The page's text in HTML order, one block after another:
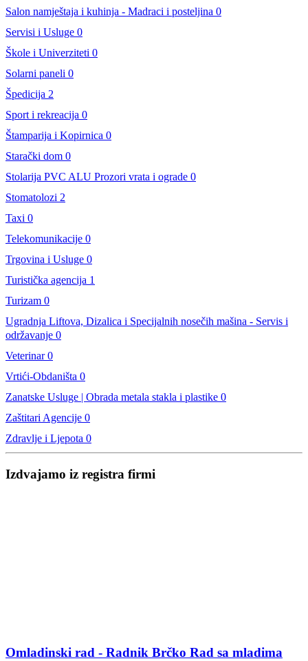
Salon namještaja i kuhinja - Madraci i posteljina 0
Servisi i Usluge 0
Škole i Univerziteti 0
Solarni paneli 0
Špedicija 2
Sport i rekreacija 0
Štamparija i Kopirnica 0
Starački dom 0
Stolarija PVC ALU Prozori vrata i ograde 0
Stomatolozi 2
Taxi 0
Telekomunikacije 0
Trgovina i Usluge 0
Turistička agencija 1
Turizam 0
Ugradnja Liftova, Dizalica i Specijalnih nosečih mašina - Servis i
održavanje 0
Veterinar0
Vrtići-Obdaništa 0
Zanatske Usluge | Obrada metala stakla i plastike 0
Zaštitari Agencije 0
Zdravlje i Ljepota 0
Izdvajamo iz registra firmi
Omladinski rad - Radnik Brčko Rad sa mladima